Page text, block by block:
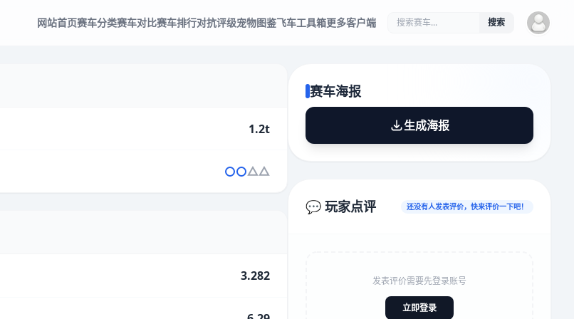
网站首页赛车分类赛车对比赛车排行对抗评级宠物图鉴飞车工具箱更多客户端 搜索
1.2t
3.282
赛车海报
生成海报
💬 玩家点评 还没有人发表评价，快来评价一下吧！
发表评价需要先登录账号
立即登录